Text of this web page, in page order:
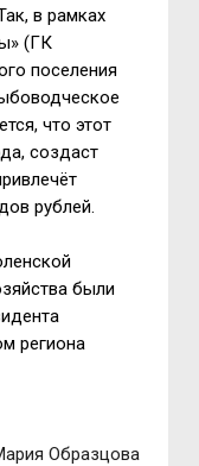
в рамках
(ГК
поселения
что этот
создаст
рублей.
были
региона
Образцова